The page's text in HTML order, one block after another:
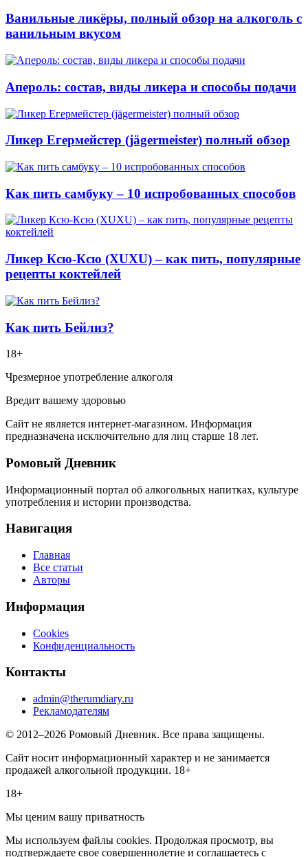
Ванильные ликёры, полный обзор на алкоголь с
ванильным вкусом
Апероль: состав, виды ликера и способы подачи
Ликер Егермейстер (jägermeister) полный обзор
Как пить самбуку – 10 испробованных способов
Ликер Ксю-Ксю (XUXU) – как пить, популярные
рецепты коктейлей
Как пить Бейлиз?
18+
Чрезмерное употребление алкоголя
Вредит вашему здоровью
Сайт не является интернет-магазином. Информация
предназначена исключительно для лиц старше 18 лет.
Ромовый Дневник
Информационный портал об алкогольных напитках, культуре
употребления и истории производства.
Навигация
Главная
Все статьи
Авторы
Информация
Cookies
Конфиденциальность
Контакты
admin@therumdiary.ru
Рекламодателям
© 2012–2026 Ромовый Дневник. Все права защищены.
Сайт носит информационный характер и не занимается
продажей алкогольной продукции. 18+
18+
Мы ценим вашу приватность
Мы используем файлы cookies. Продолжая просмотр, вы
подтверждаете свое совершеннолетие и соглашаетесь с